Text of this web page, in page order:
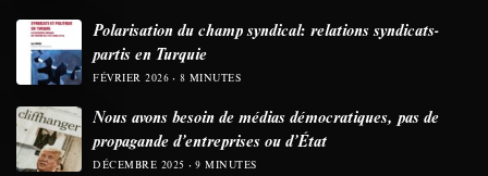
Polarisation du champ syndical: relations syndicats-
partis en Turquie
FÉVRIER 2026 8 MINUTES
Nous avons besoin de médias démocratiques, pas de
propagande d’entreprises ou d’État
DÉCEMBRE 2025 9 MINUTES